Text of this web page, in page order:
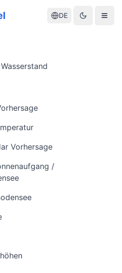
DE
Vorhersage
/
Pegel & Wasserstand
Daten
Wassertemperatur
(Friedrichshafen)